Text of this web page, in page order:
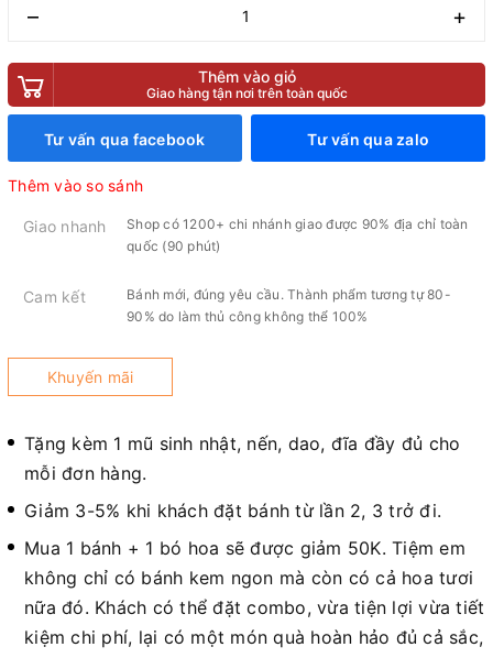
– +
Thêm vào giỏ
Giao hàng tận nơi trên toàn quốc
Tư vấn qua facebook Tư vấn qua zalo
Thêm vào so sánh
Giao nhanh
Shop có 1200+ chi nhánh giao được 90% địa chỉ toàn
quốc (90 phút)
Cam kết
Bánh mới, đúng yêu cầu. Thành phẩm tương tự 80-
90% do làm thủ công không thể 100%
Khuyến mãi
Tặng kèm 1 mũ sinh nhật, nến, dao, đĩa đầy đủ cho
mỗi đơn hàng.
Giảm 3-5% khi khách đặt bánh từ lần 2, 3 trở đi.
Mua 1 bánh + 1 bó hoa sẽ được giảm 50K. Tiệm em
không chỉ có bánh kem ngon mà còn có cả hoa tươi
nữa đó. Khách có thể đặt combo, vừa tiện lợi vừa tiết
kiệm chi phí, lại có một món quà hoàn hảo đủ cả sắc,